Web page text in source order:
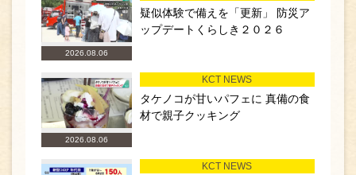
2026.08.06
疑似体験で備えを「更新」 防災ア
ップデートくらしき２０２６
2026.08.06
KCT NEWS
タケノコが甘いパフェに 真備の食
材で親子クッキング
KCT NEWS